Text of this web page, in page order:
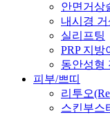
안면거상
내시경 거
실리프팅
PRP 지방
동안성형
피부/쁘띠
리투오
스킨부스